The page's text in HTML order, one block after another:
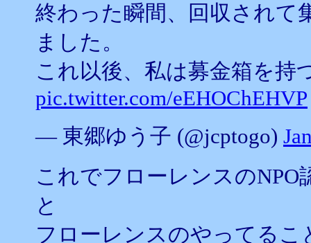
終わった瞬間、回収されて
ました。
これ以後、私は募金箱を持
pic.twitter.com/eEHOChEHVP
— 東郷ゆう子 (@jcptogo)
これでフローレンスの
と
フローレンスのやってる